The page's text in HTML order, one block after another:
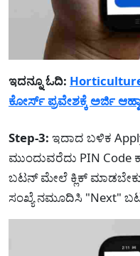
ಇದನ್ನೂ ಓದಿ:
ಕೋರ್ಸ್ ಪ್ರವೇಶಕ್ಕೆ ಅರ್ಜಿ
Step-3: ಇದಾದ ಬಳಿಕ
ಮುಂದುವರೆದು PIN
ಬಟನ್ ಮೇಲೆ ಕ್ಲಿಕ್
ಸಂಖ್ಯೆ ನಮೂದಿಸಿ "Next"